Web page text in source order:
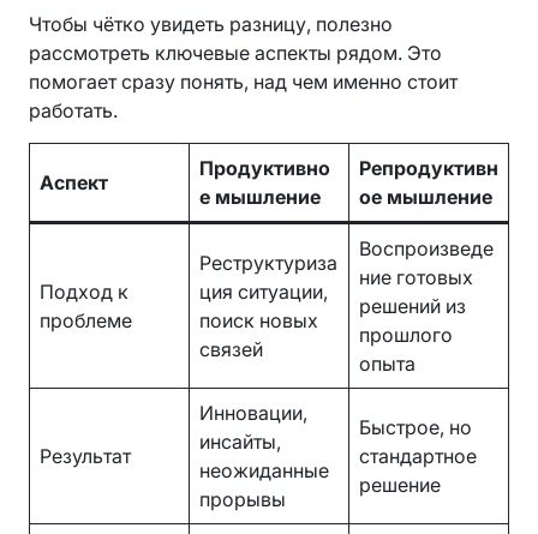
Чтобы чётко увидеть разницу, полезно
рассмотреть ключевые аспекты рядом. Это
помогает сразу понять, над чем именно стоит
работать.
Аспект
Продуктивно
е мышление
Репродуктивн
ое мышление
Подход к
проблеме
Реструктуриза
ция ситуации,
поиск новых
связей
Воспроизведе
ние готовых
решений из
прошлого
опыта
Результат
Инновации,
инсайты,
неожиданные
прорывы
Быстрое, но
стандартное
решение